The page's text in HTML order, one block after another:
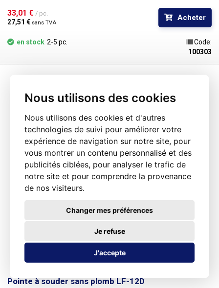
Nous utilisons des cookies
Nous utilisons des cookies et d'autres
technologies de suivi pour améliorer votre
expérience de navigation sur notre site, pour
vous montrer un contenu personnalisé et des
publicités ciblées, pour analyser le trafic de
notre site et pour comprendre la provenance
de nos visiteurs.
J'accepte
Je refuse
Changer mes préférences
33,01 € / pc.
27,51 € sans TVA
Acheter
en stock 2-5 pc.
Code:
100303
Pointe à souder sans plomb LF-12D